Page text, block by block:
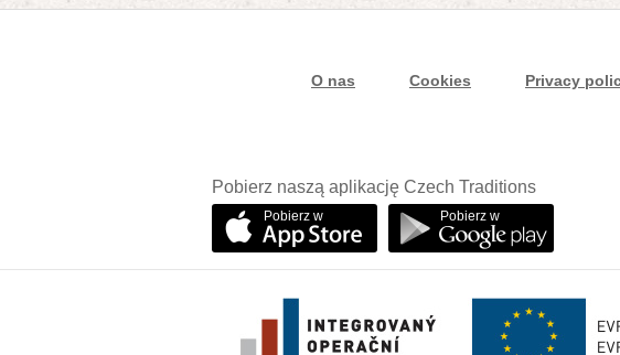
O nas Cookies Privacy
Pobierz naszą aplikację Czech Traditions
Pobierz w Pobierz w